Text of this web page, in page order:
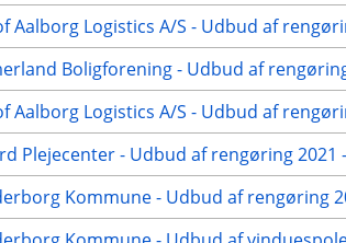
Aalborg Logistics A/S - Udbud af
Boligforening - Udbud af
Aalborg Logistics A/S - Udbud af
Plejecenter - Udbud af rengøring 2021
Kommune - Udbud af rengøring